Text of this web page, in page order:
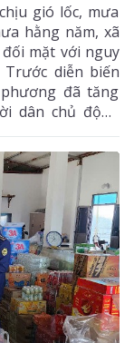
gió lốc, mưa
hằng năm, xã
mặt với nguy
diễn biến
đã tăng
dân chủ động
khu vực nguy
thiên tai gây ra.